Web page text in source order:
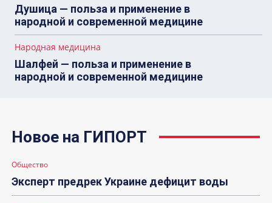
Душица — польза и применение в
народной и современной медицине
Народная медицина
Шалфей — польза и применение в
народной и современной медицине
Новое на ГИПОРТ
Общество
Эксперт предрек Украине дефицит воды